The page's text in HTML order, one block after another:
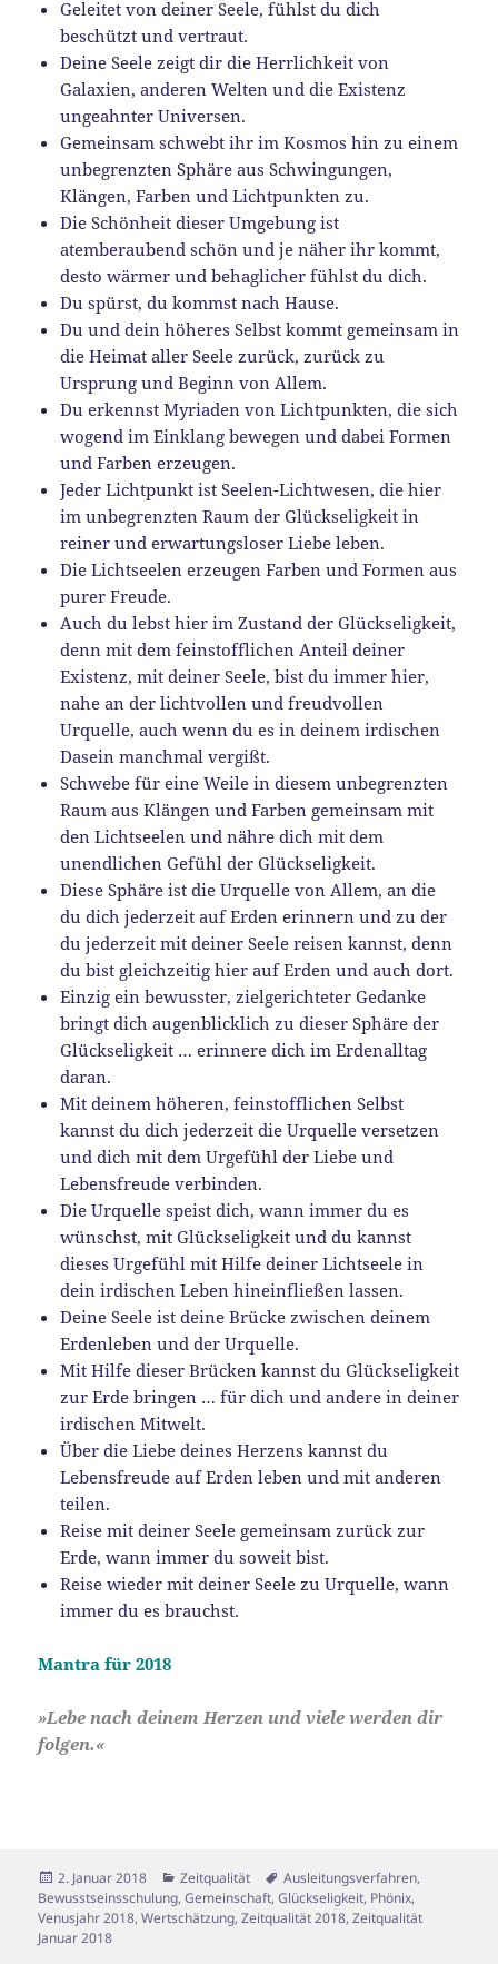
Geleitet von deiner Seele, fühlst du dich
beschützt und vertraut.
Deine Seele zeigt dir die Herrlichkeit von
Galaxien, anderen Welten und die Existenz
ungeahnter Universen.
Gemeinsam schwebt ihr im Kosmos hin zu einem
unbegrenzten Sphäre aus Schwingungen,
Klängen, Farben und Lichtpunkten zu.
Die Schönheit dieser Umgebung ist
atemberaubend schön und je näher ihr kommt,
desto wärmer und behaglicher fühlst du dich.
Du spürst, du kommst nach Hause.
Du und dein höheres Selbst kommt gemeinsam in
die Heimat aller Seele zurück, zurück zu
Ursprung und Beginn von Allem.
Du erkennst Myriaden von Lichtpunkten, die sich
wogend im Einklang bewegen und dabei Formen
und Farben erzeugen.
Jeder Lichtpunkt ist Seelen-Lichtwesen, die hier
im unbegrenzten Raum der Glückseligkeit in
reiner und erwartungsloser Liebe leben.
Die Lichtseelen erzeugen Farben und Formen aus
purer Freude.
Auch du lebst hier im Zustand der Glückseligkeit,
denn mit dem feinstofflichen Anteil deiner
Existenz, mit deiner Seele, bist du immer hier,
nahe an der lichtvollen und freudvollen
Urquelle, auch wenn du es in deinem irdischen
Dasein manchmal vergißt.
Schwebe für eine Weile in diesem unbegrenzten
Raum aus Klängen und Farben gemeinsam mit
den Lichtseelen und nähre dich mit dem
unendlichen Gefühl der Glückseligkeit.
Diese Sphäre ist die Urquelle von Allem, an die
du dich jederzeit auf Erden erinnern und zu der
du jederzeit mit deiner Seele reisen kannst, denn
du bist gleichzeitig hier auf Erden und auch dort.
Einzig ein bewusster, zielgerichteter Gedanke
bringt dich augenblicklich zu dieser Sphäre der
Glückseligkeit … erinnere dich im Erdenalltag
daran.
Mit deinem höheren, feinstofflichen Selbst
kannst du dich jederzeit die Urquelle versetzen
und dich mit dem Urgefühl der Liebe und
Lebensfreude verbinden.
Die Urquelle speist dich, wann immer du es
wünschst, mit Glückseligkeit und du kannst
dieses Urgefühl mit Hilfe deiner Lichtseele in
dein irdischen Leben hineinfließen lassen.
Deine Seele ist deine Brücke zwischen deinem
Erdenleben und der Urquelle.
Mit Hilfe dieser Brücken kannst du Glückseligkeit
zur Erde bringen … für dich und andere in deiner
irdischen Mitwelt.
Über die Liebe deines Herzens kannst du
Lebensfreude auf Erden leben und mit anderen
teilen.
Reise mit deiner Seele gemeinsam zurück zur
Erde, wann immer du soweit bist.
Reise wieder mit deiner Seele zu Urquelle, wann
immer du es brauchst.
Mantra für 2018
»Lebe nach deinem Herzen und viele werden dir
folgen.«
Veröffentlicht
am
2. Januar 2018 Kategorien
Zeitqualität Schlagwörter
Ausleitungsverfahren,
Bewusstseinsschulung,Gemeinschaft,Glückseligkeit, Phönix,
Venusjahr 2018,Wertschätzung,Zeitqualität 2018,Zeitqualität
Januar 2018